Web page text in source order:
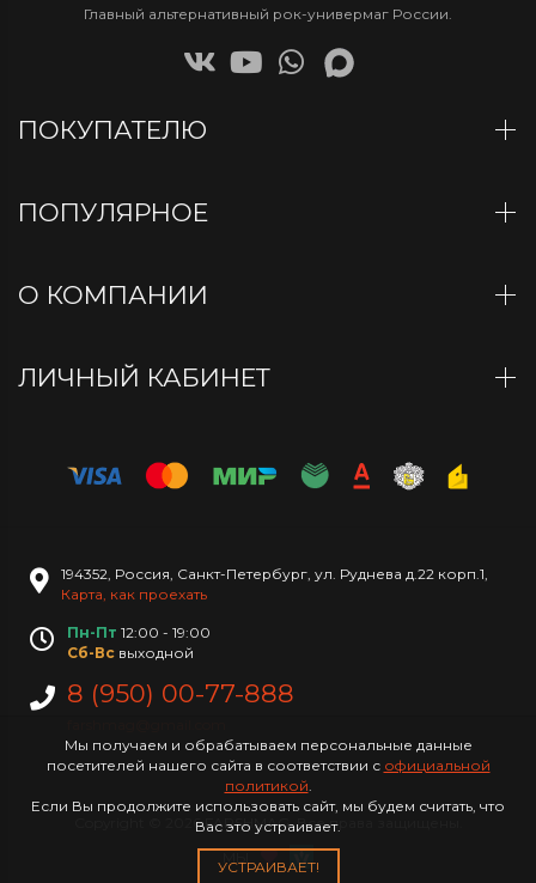
Главный альтернативный рок-универмаг России.
ПОКУПАТЕЛЮ
ПОПУЛЯРНОЕ
О КОМПАНИИ
ЛИЧНЫЙ КАБИНЕТ
194352, Россия, Санкт-Петербург, ул. Руднева д.22 корп.1,
Карта, как проехать
Пн-Пт 12:00 - 19:00
Сб-Вс выходной
8 (950) 00-77-888
Мы получаем и обрабатываем персональные данные
посетителей нашего сайта в соответствии с официальной
политикой.
Если Вы продолжите использовать сайт, мы будем считать, что
Вас это устраивает.
УСТРАИВАЕТ!
Copyright © 2026 FARSHMAG. Все права защищены.